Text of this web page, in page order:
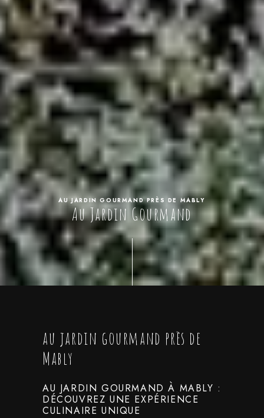
AU JARDIN GOURMAND PRÈS DE MABLY
Au Jardin Gourmand
au jardin gourmand près de
Mably
AU JARDIN GOURMAND À MABLY :
DÉCOUVREZ UNE EXPÉRIENCE
CULINAIRE UNIQUE